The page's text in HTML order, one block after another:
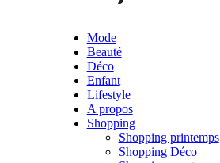
Mode
Beauté
Déco
Enfant
Lifestyle
A propos
Shopping
Shopping printemps
Shopping Déco